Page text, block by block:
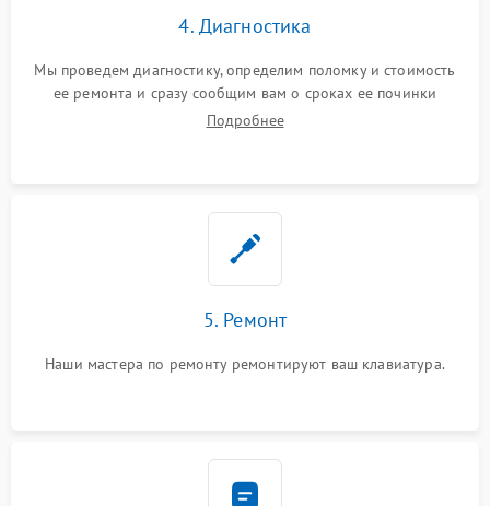
4. Диагностика
Мы проведем диагностику, определим поломку и стоимость
ее ремонта и сразу сообщим вам о сроках ее починки
Подробнее
5. Ремонт
Наши мастера по ремонту ремонтируют ваш клавиатура.